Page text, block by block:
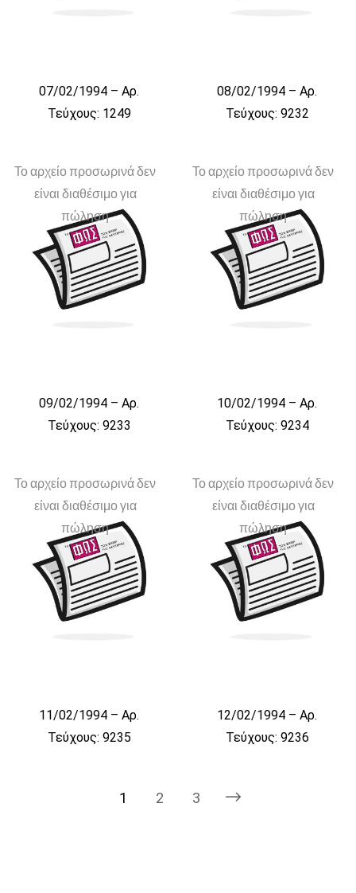
07/02/1994 – Αρ.
Τεύχους: 1249
08/02/1994 – Αρ.
Τεύχους: 9232
Το αρχείο προσωρινά δεν
είναι διαθέσιμο για
πώληση
09/02/1994 – Αρ.
Τεύχους: 9233
Το αρχείο προσωρινά δεν
είναι διαθέσιμο για
πώληση
10/02/1994 – Αρ.
Τεύχους: 9234
Το αρχείο προσωρινά δεν
είναι διαθέσιμο για
πώληση
11/02/1994 – Αρ.
Τεύχους: 9235
Το αρχείο προσωρινά δεν
είναι διαθέσιμο για
πώληση
12/02/1994 – Αρ.
Τεύχους: 9236
1 2 3